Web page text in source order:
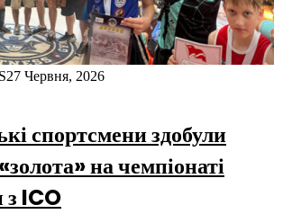
27 Червня, 2026
спортсмени здобули
на чемпіонаті
з ICO